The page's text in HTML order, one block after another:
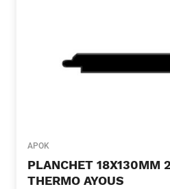
APOK
PLANCHET 18X130MM
THERMO AYOUS